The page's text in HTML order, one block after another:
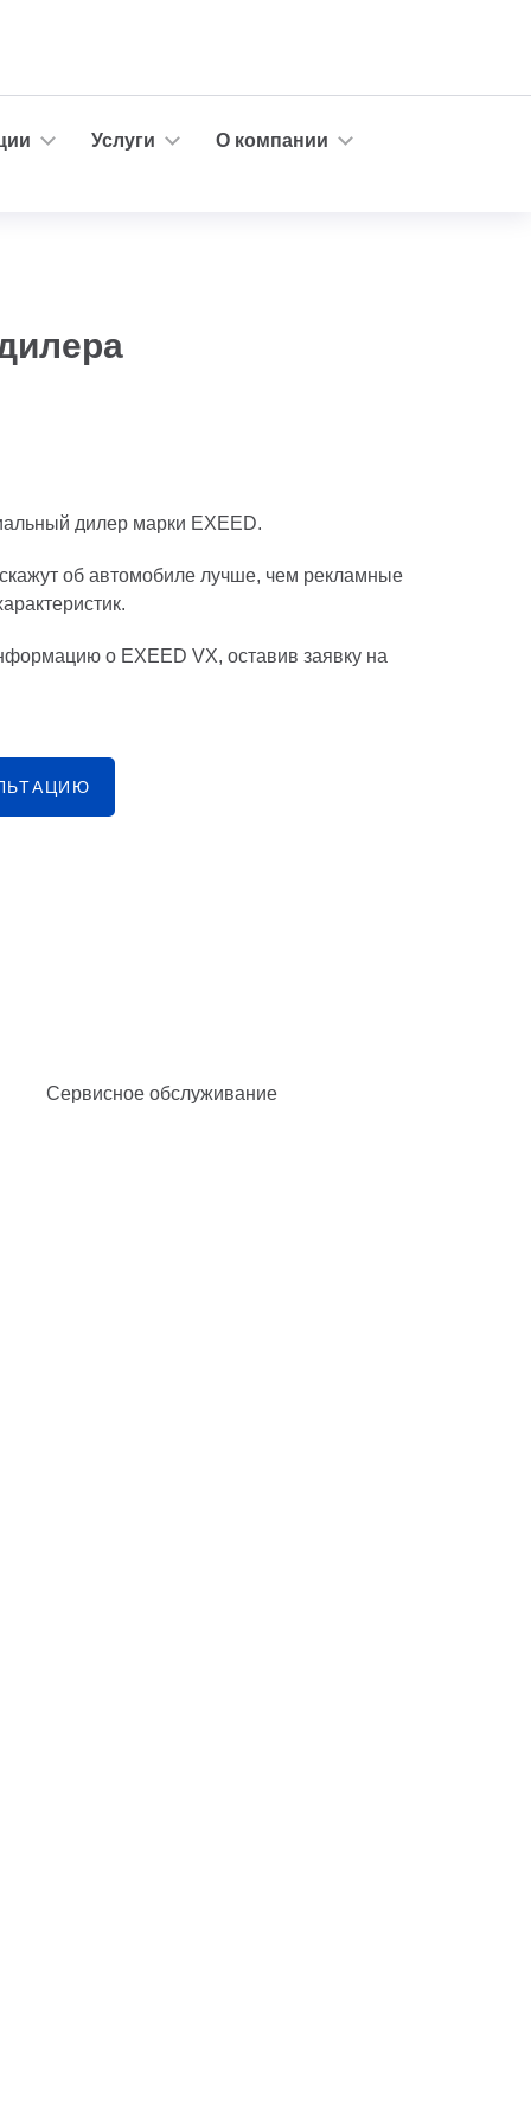
Услуги О компании
дилер марки EXEED.
об автомобиле лучше, чем рекламные
о EXEED VX, оставив заявку на
Сервисное обслуживание